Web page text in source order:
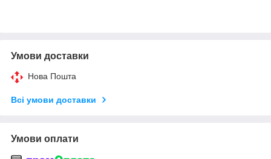
Умови доставки
Нова Пошта
Всі умови доставки
Умови оплати